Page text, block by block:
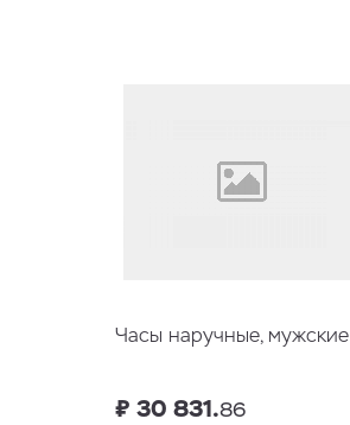
Часы наручные, мужские
₽ 30 831.86